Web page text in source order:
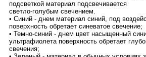
подсветкой материал подсвечивается
светло-голубым свечением.
• Синий - днем материал синий, под
поверхность обретает синеватое свечение;
• Темно-синий - днем цвет насыщенный
ультрафиолета поверхность обретает
свечения;